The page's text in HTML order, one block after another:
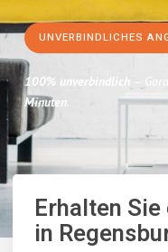
UNVERBINDLICHES
100% unverbindlich –
Minuten.
Erhalten Sie
in